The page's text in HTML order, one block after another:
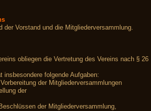
der Vorstand und die Mitgliederversammlung.
obliegen die Vertretung des Vereins nach § 26
insbesondere folgende Aufgaben:
der Mitgliederversammlungen
der
der Mitgliederversammlung,